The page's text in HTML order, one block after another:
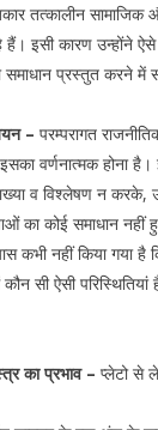
तत्कालीन
इसी कारण उन्होंने ऐसे
समाधान प्रस्तुत करने में
– परम्परागत
वर्णनात्मक होना
व विश्लेषण न करके,
का कोई समाधान
कभी नहीं किया गया
सी ऐसी परिस्थितियां
का प्रभाव – प्लेटो से